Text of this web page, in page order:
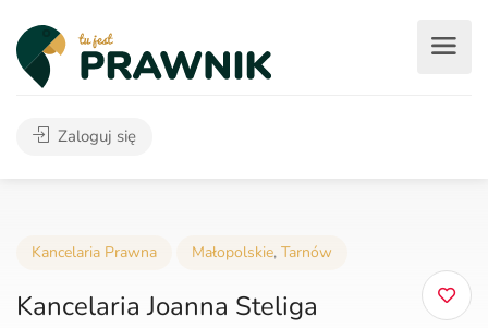
Zaloguj się
Kancelaria Prawna Małopolskie, Tarnów
Kancelaria Joanna Steliga